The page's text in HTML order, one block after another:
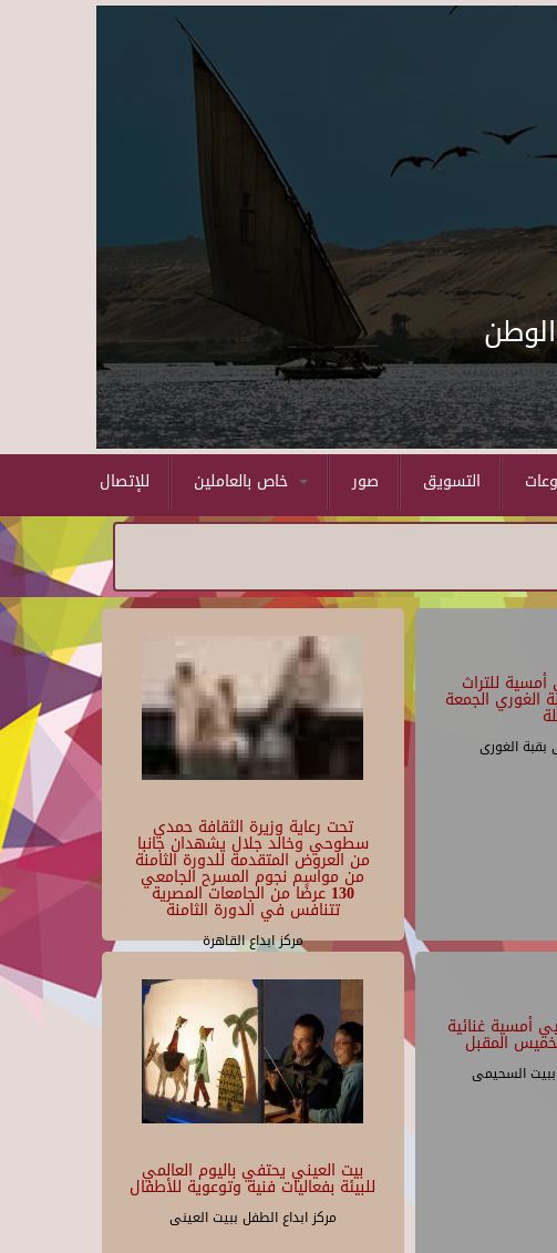
Skip to main content
للإتصال صور التسويق
تحت رعاية وزيرة الثقافة حمدي
سطوحي وخالد جلال يشهدان جانبا
من العروض المتقدمة للدورة الثامنة
من مواسم نجوم المسرح الجامعي
130 عرضًا من الجامعات المصرية
تتنافس في الدورة الثامنة
مركز ابداع القاهرة
للتراث
الغوري الجمعة
بقبة الغورى
بيت العيني يحتفي باليوم العالمي
للبيئة بفعاليات فنية وتوعوية للأطفال
مركز ابداع الطفل ببيت العينى
أمسية غنائية
المقبل
ببيت السحيمى